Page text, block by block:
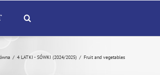
/ 4 LATKI - SÓWKI (2024/2025) / Fruit and vegetables